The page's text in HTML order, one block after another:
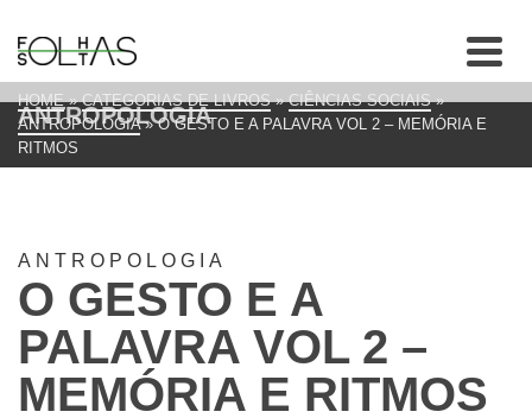
ANTROPOLOGIA
HOME » CATEGORIAS DE LIVROS » CIÊNCIAS SOCIAIS »
ANTROPOLOGIA » O GESTO E A PALAVRA VOL 2 – MEMÓRIA E
RITMOS
ANTROPOLOGIA
O GESTO E A
PALAVRA VOL 2 –
MEMÓRIA E RITMOS